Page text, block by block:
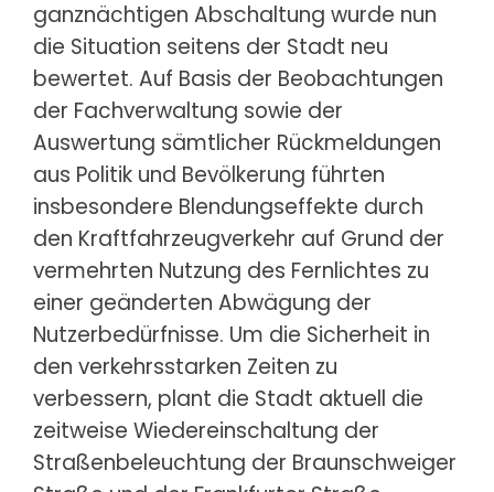
ganznächtigen Abschaltung wurde nun
die Situation seitens der Stadt neu
bewertet. Auf Basis der Beobachtungen
der Fachverwaltung sowie der
Auswertung sämtlicher Rückmeldungen
aus Politik und Bevölkerung führten
insbesondere Blendungseffekte durch
den Kraftfahrzeugverkehr auf Grund der
vermehrten Nutzung des Fernlichtes zu
einer geänderten Abwägung der
Nutzerbedürfnisse. Um die Sicherheit in
den verkehrsstarken Zeiten zu
verbessern, plant die Stadt aktuell die
zeitweise Wiedereinschaltung der
Straßenbeleuchtung der Braunschweiger